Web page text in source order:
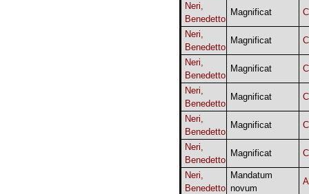
Neri,
Benedetto
Magnificat
Neri,
Benedetto
Magnificat
Neri,
Benedetto
Magnificat
Neri,
Benedetto
Magnificat
Neri,
Benedetto
Magnificat
Neri,
Benedetto
Magnificat
Neri,
Benedetto
Mandatum
novum